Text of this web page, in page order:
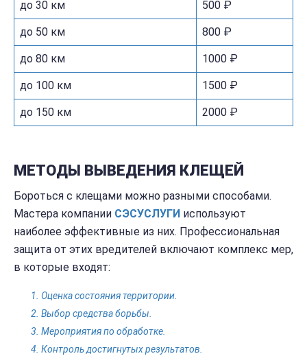
до 30 км 500 ₽
до 50 км 800 ₽
до 80 км 1000 ₽
до 100 км 1500 ₽
до 150 км 2000 ₽
МЕТОДЫ ВЫВЕДЕНИЯ КЛЕЩЕЙ
Бороться с клещами можно разными способами.
Мастера компании СЭСУСЛУГИ используют
наиболее эффективные из них. Профессиональная
защита от этих вредителей включают комплекс мер,
в которые входят:
Оценка состояния территории.
Выбор средства борьбы.
Мероприятия по обработке.
Контроль достигнутых результатов.